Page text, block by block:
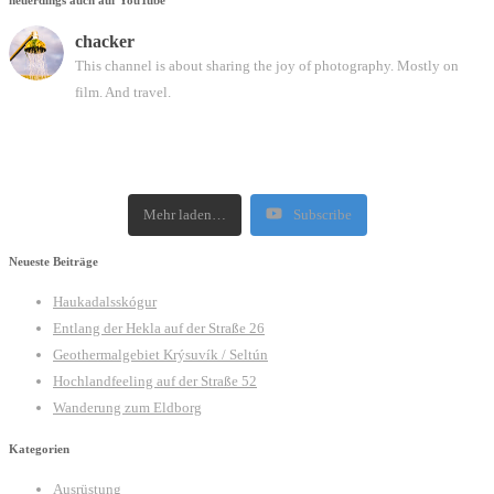
chacker
This channel is about sharing the joy of photography. Mostly on
film. And travel.
Mehr laden… Subscribe
Neueste Beiträge
Haukadalsskógur
Entlang der Hekla auf der Straße 26
Geothermalgebiet Krýsuvík / Seltún
Hochlandfeeling auf der Straße 52
Wanderung zum Eldborg
Kategorien
Ausrüstung